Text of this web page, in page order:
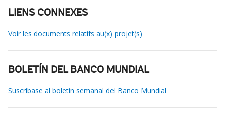
LIENS CONNEXES
Voir les documents relatifs au(x) projet(s)
BOLETÍN DEL BANCO MUNDIAL
Suscríbase al boletín semanal del Banco Mundial